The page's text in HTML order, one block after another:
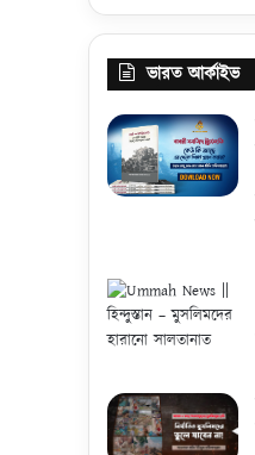
ভারত আর্কাইভ